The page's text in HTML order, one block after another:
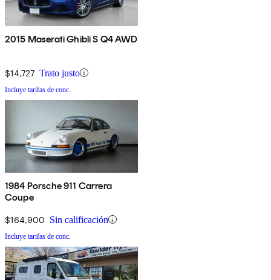
2015 Maserati Ghibli S Q4 AWD
$14,727 Trato justo
Incluye tarifas de conc.
1984 Porsche 911 Carrera
Coupe
$164,900 Sin calificación
Incluye tarifas de conc.